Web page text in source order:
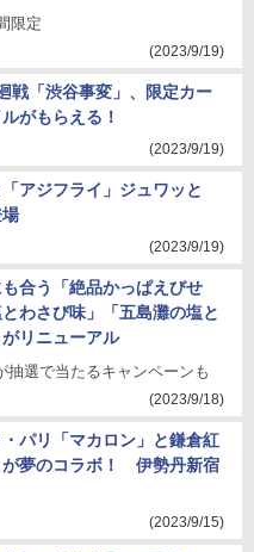
限定
(2023/9/19)
戦「渋谷事変」、限定カー
がもらえる！
(2023/9/19)
アジフライ」ジュワッと
場
(2023/9/19)
合う「絶品かっぱえびせ
わさび味」「五島灘の塩と
リニューアル
抽選で当たるキャンペーンも
(2023/9/18)
パリ「マカロン」と鎌倉紅
が夢のコラボ！ 伊勢丹新宿
(2023/9/15)